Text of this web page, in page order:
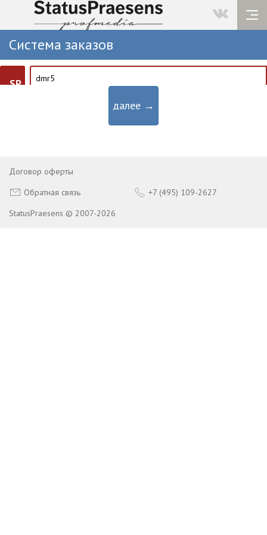
Система заказов
SP
далее →
Договор оферты
Обратная связь
+7 (495) 109-2627
StatusPraesens © 2007-2026